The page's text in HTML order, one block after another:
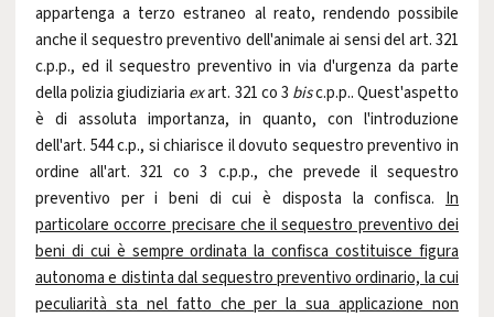
appartenga a terzo estraneo al reato, rendendo possibile
anche il sequestro preventivo dell'animale ai sensi del art. 321
c.p.p., ed il sequestro preventivo in via d'urgenza da parte
della polizia giudiziaria exart. 321 co 3 bisc.p.p.. Quest'aspetto
è di assoluta importanza, in quanto, con l'introduzione
dell'art. 544 c.p., si chiarisce il dovuto sequestro preventivo in
ordine all'art. 321 co 3 c.p.p., che prevede il sequestro
preventivo per i beni di cui è disposta la confisca. In
particolare occorre precisare che il sequestro preventivo dei
beni di cui è sempre ordinata la confisca costituisce figura
autonoma e distinta dal sequestro preventivo ordinario, la cui
peculiarità sta nel fatto che per la sua applicazione non